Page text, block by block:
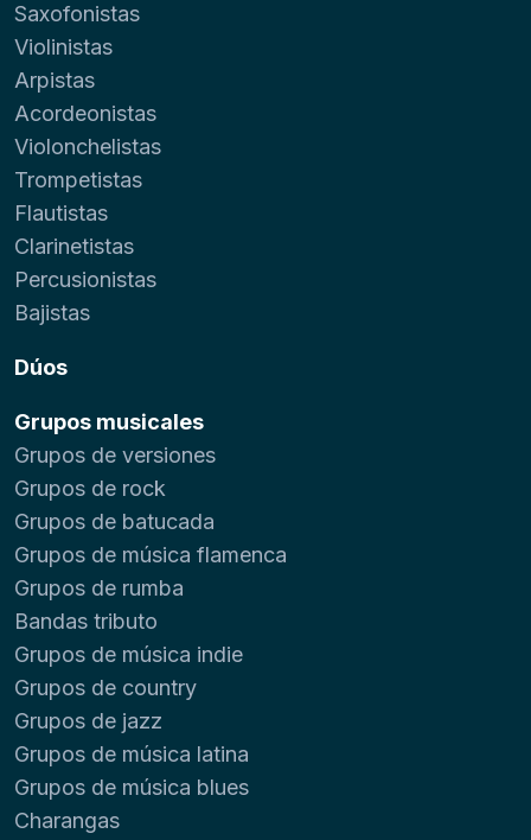
Saxofonistas
Violinistas
Arpistas
Acordeonistas
Violonchelistas
Trompetistas
Flautistas
Clarinetistas
Percusionistas
Bajistas
Dúos
Grupos musicales
Grupos de versiones
Grupos de rock
Grupos de batucada
Grupos de música flamenca
Grupos de rumba
Bandas tributo
Grupos de música indie
Grupos de country
Grupos de jazz
Grupos de música latina
Grupos de música blues
Charangas